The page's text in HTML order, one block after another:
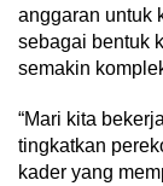
anggaran untuk
sebagai bentuk
semakin
“Mari kita
tingkatkan
kader yang